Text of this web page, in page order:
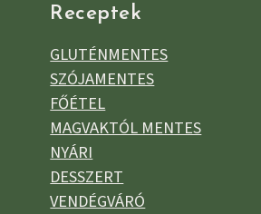
Receptek
GLUTÉNMENTES
SZÓJAMENTES
FŐÉTEL
MAGVAKTÓL MENTES
NYÁRI
DESSZERT
VENDÉGVÁRÓ